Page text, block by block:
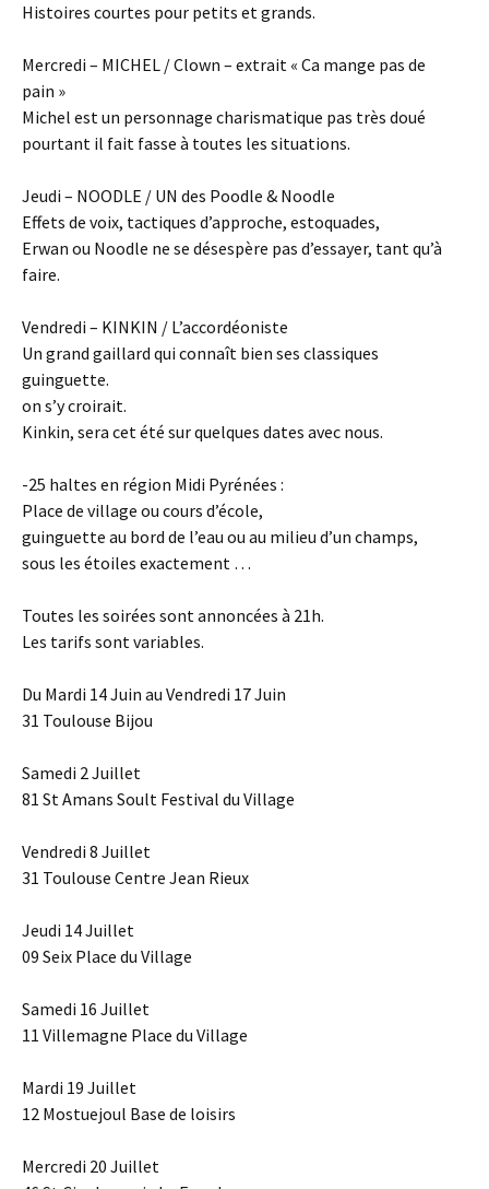
Histoires courtes pour petits et grands.
Mercredi – MICHEL / Clown – extrait « Ca mange pas de
pain »
Michel est un personnage charismatique pas très doué
pourtant il fait fasse à toutes les situations.
Jeudi – NOODLE / UN des Poodle & Noodle
Effets de voix, tactiques d’approche, estoquades,
Erwan ou Noodle ne se désespère pas d’essayer, tant qu’à
faire.
Vendredi – KINKIN / L’accordéoniste
Un grand gaillard qui connaît bien ses classiques
guinguette.
on s’y croirait.
Kinkin, sera cet été sur quelques dates avec nous.
-25 haltes en région Midi Pyrénées :
Place de village ou cours d’école,
guinguette au bord de l’eau ou au milieu d’un champs,
sous les étoiles exactement …
Toutes les soirées sont annoncées à 21h.
Les tarifs sont variables.
Du Mardi 14 Juin au Vendredi 17 Juin
31 Toulouse Bijou
Samedi 2 Juillet
81 St Amans Soult Festival du Village
Vendredi 8 Juillet
31 Toulouse Centre Jean Rieux
Jeudi 14 Juillet
09 Seix Place du Village
Samedi 16 Juillet
11 Villemagne Place du Village
Mardi 19 Juillet
12 Mostuejoul Base de loisirs
Mercredi 20 Juillet